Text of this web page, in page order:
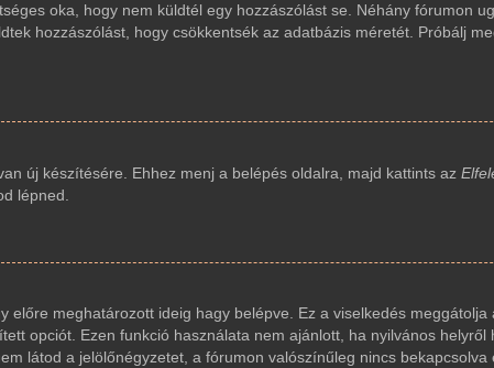
oka, hogy nem küldtél egy hozzászólást se. Néhány fórumon
hozzászólást, hogy csökkentsék az adatbázis méretét. Próbálj
új készítésére. Ehhez menj a belépés oldalra, majd kattints az
lépned.
előre meghatározott ideig hagy belépve. Ez a viselkedés meggátolja
opciót. Ezen funkció használata nem ajánlott, ha nyilvános helyről
látod a jelölőnégyzetet, a fórumon valószínűleg nincs bekapcsolva